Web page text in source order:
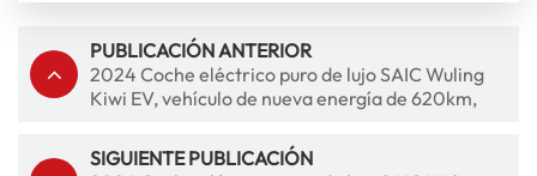
PUBLICACIÓN ANTERIOR
2024 Coche eléctrico puro de lujo SAIC Wuling
Kiwi EV, vehículo de nueva energía de 620km,
SIGUIENTE PUBLICACIÓN